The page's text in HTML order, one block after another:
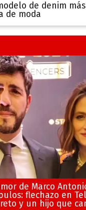
de denim
de moda
de Marco
flechazo en
y un hijo que